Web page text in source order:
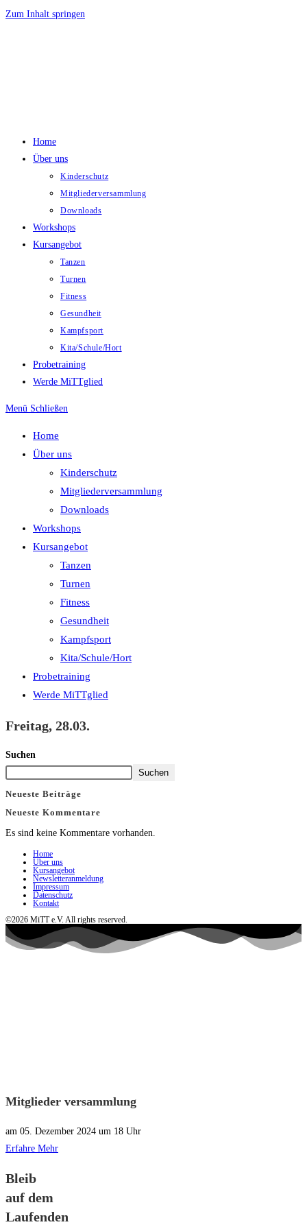
Zum Inhalt springen
Home
Über uns
Kinderschutz
Mitgliederversammlung
Downloads
Workshops
Kursangebot
Tanzen
Turnen
Fitness
Gesundheit
Kampfsport
Kita/Schule/Hort
Probetraining
Werde MiTTglied
Menü Schließen
Home
Über uns
Kinderschutz
Mitgliederversammlung
Downloads
Workshops
Kursangebot
Tanzen
Turnen
Fitness
Gesundheit
Kampfsport
Kita/Schule/Hort
Probetraining
Werde MiTTglied
Freitag, 28.03.
Suchen
Suchen
Neueste Beiträge
Neueste Kommentare
Es sind keine Kommentare vorhanden.
Home
Über uns
Kursangebot
Newsletteranmeldung
Impressum
Datenschutz
Kontakt
©2026 MiTT e.V. All rights reserved.
Mitglieder versammlung
am 05. Dezember 2024 um 18 Uhr
Erfahre Mehr
Bleib
auf dem
Laufenden